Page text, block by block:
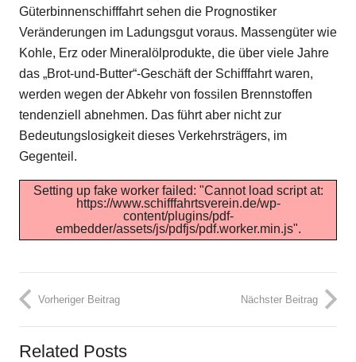
Güterbinnenschifffahrt sehen die Prognostiker
Veränderungen im Ladungsgut voraus. Massengüter wie
Kohle, Erz oder Mineralölprodukte, die über viele Jahre
das „Brot-und-Butter“-Geschäft der Schifffahrt waren,
werden wegen der Abkehr von fossilen Brennstoffen
tendenziell abnehmen. Das führt aber nicht zur
Bedeutungslosigkeit dieses Verkehrsträgers, im
Gegenteil.
Setting up fake worker failed: "Cannot load script at:
https://www.schifffahrtsverein.de/wp-
content/plugins/pdf-
embedder/assets/js/pdfjs/pdf.worker.min.js".
Vorheriger Beitrag Nächster Beitrag
Related Posts